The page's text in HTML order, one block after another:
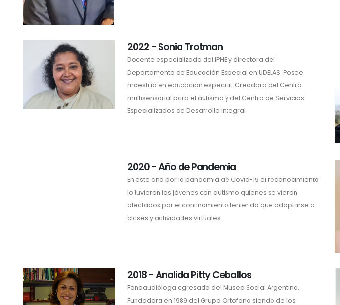
2022 - Sonia Trotman
Docente especializada del IPHE y directora del
Departamento de Educación Especial en UDELAS. Posee
maestría en educación especial. Creadora del Centro
multisensorial para el autismo y del Centro de Servicios
Especializados de Desarrollo integral
2020 - Año de Pandemia
En este año por la pandemia de Covid-19 el reconocimiento
lo tuvieron los jóvenes con autismo quienes se vieron
afectados por el confinamiento teniendo que adaptarse a
clases y actividades virtuales.
2018 - Analida Pitty Ceballos
Fonoaudióloga egresada del Museo Social Argentino.
Fundadora en 1989 del Grupo Ortofono siendo de los